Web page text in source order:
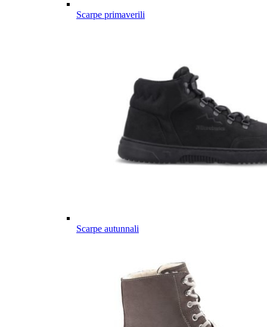
Scarpe primaverili
Scarpe autunnali